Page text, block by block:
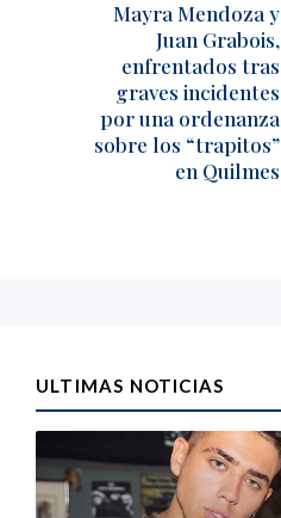
Mayra Mendoza y
Juan Grabois,
enfrentados tras
graves incidentes
por una ordenanza
sobre los “trapitos”
en Quilmes
ULTIMAS NOTICIAS